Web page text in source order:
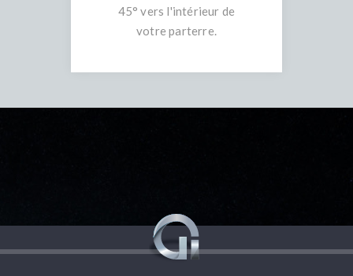
45° vers l'intérieur de
votre parterre.